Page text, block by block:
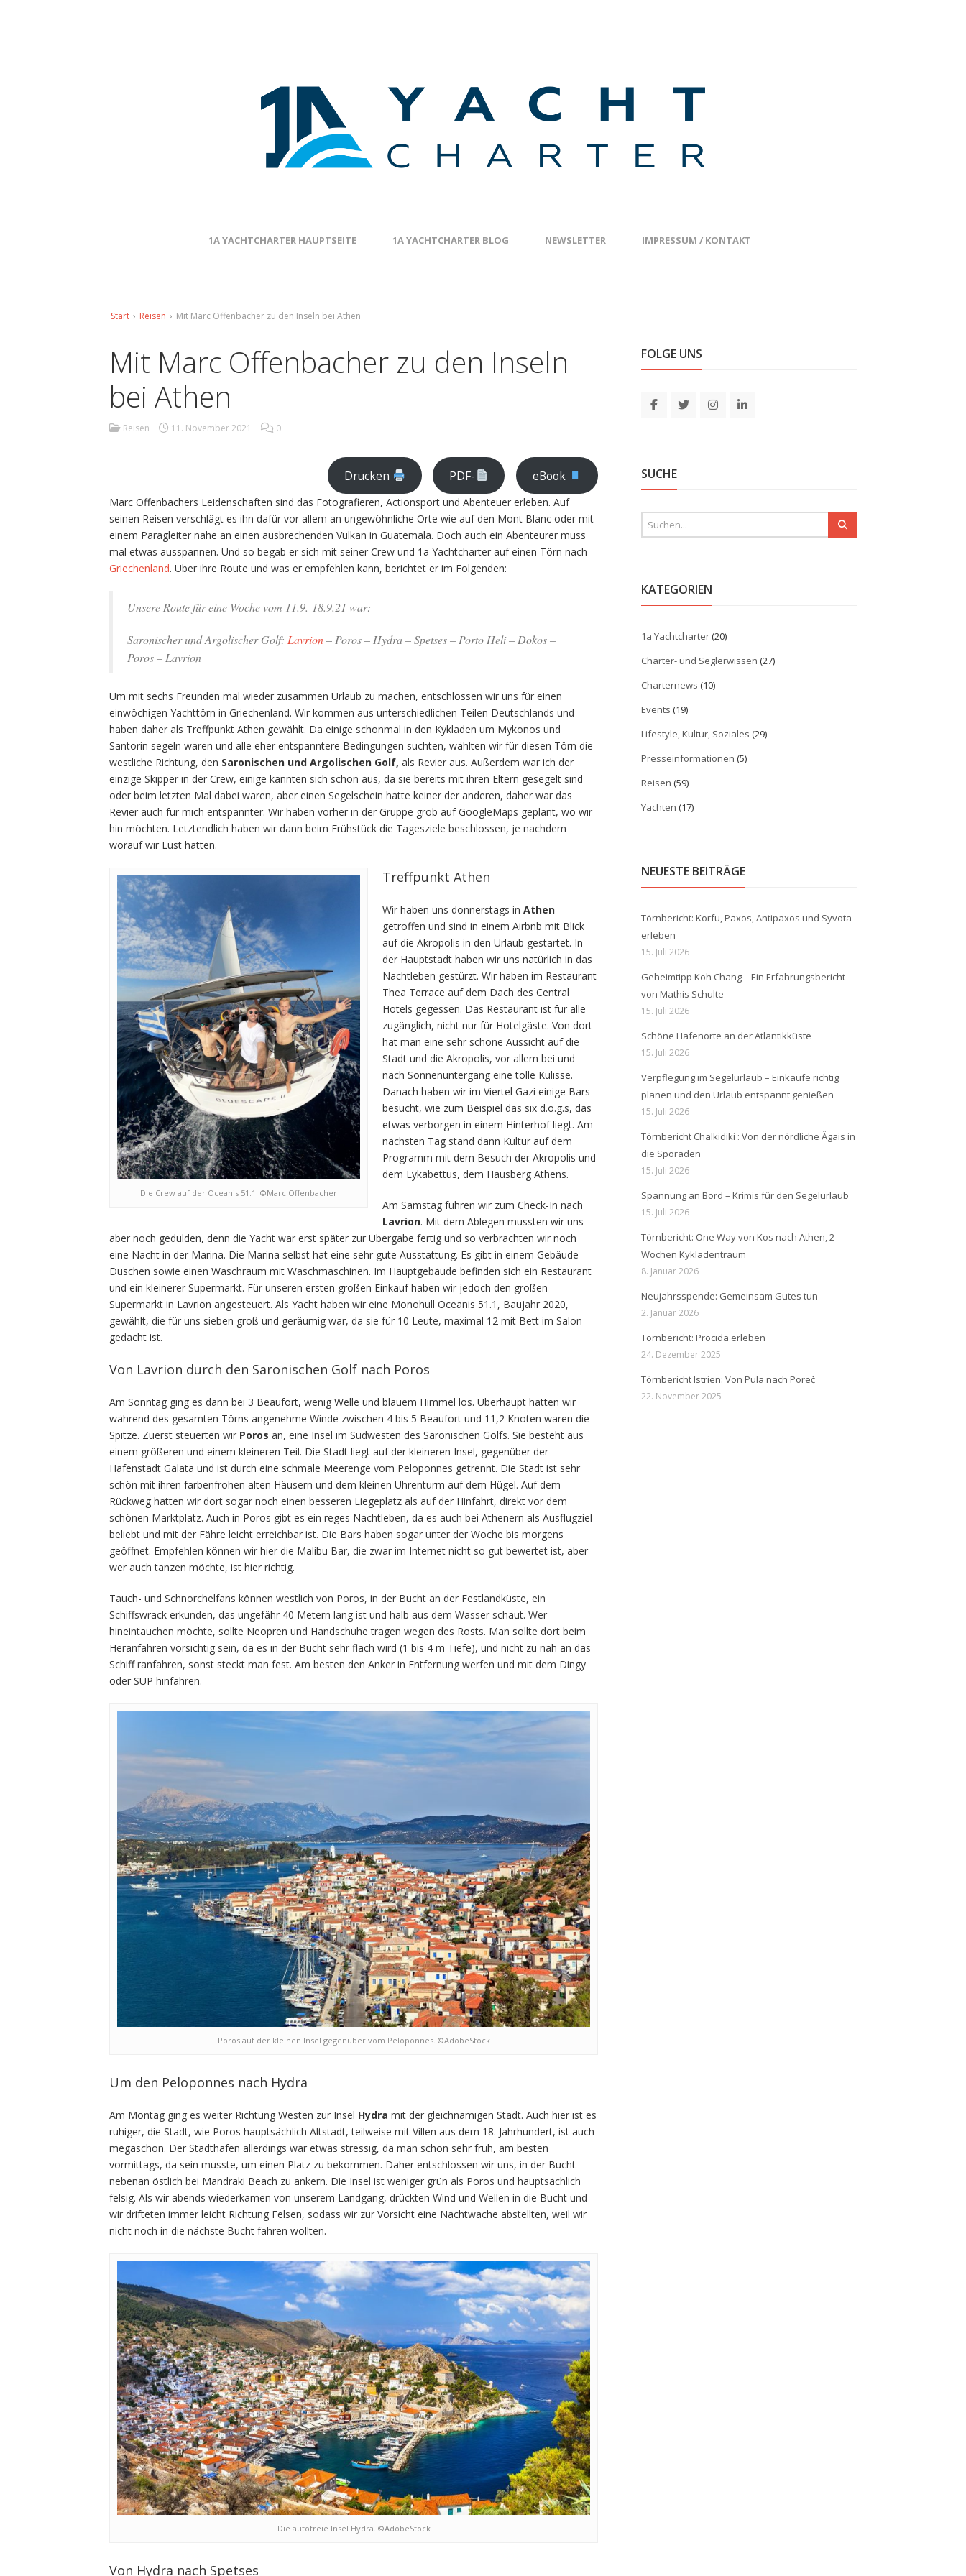
1A YACHTCHARTER HAUPTSEITE 1A YACHTCHARTER BLOG NEWSLETTER IMPRESSUM / KONTAKT
Start › Reisen › Mit Marc Offenbacher zu den Inseln bei Athen
Mit Marc Offenbacher zu den Inseln
bei Athen
Reisen 11. November 2021 0
Drucken PDF- eBook
Marc Offenbachers Leidenschaften sind das Fotografieren, Actionsport und Abenteuer erleben. Auf
seinen Reisen verschlägt es ihn dafür vor allem an ungewöhnliche Orte wie auf den Mont Blanc oder mit
einem Paragleiter nahe an einen ausbrechenden Vulkan in Guatemala. Doch auch ein Abenteurer muss
mal etwas ausspannen. Und so begab er sich mit seiner Crew und 1a Yachtcharter auf einen Törn nach
Griechenland. Über ihre Route und was er empfehlen kann, berichtet er im Folgenden:
Unsere Route für eine Woche vom 11.9.-18.9.21 war:
Saronischer und Argolischer Golf: Lavrion– Poros – Hydra – Spetses – Porto Heli – Dokos –
Poros – Lavrion
Um mit sechs Freunden mal wieder zusammen Urlaub zu machen, entschlossen wir uns für einen
einwöchigen Yachttörn in Griechenland. Wir kommen aus unterschiedlichen Teilen Deutschlands und
haben daher als Treffpunkt Athen gewählt. Da einige schonmal in den Kykladen um Mykonos und
Santorin segeln waren und alle eher entspanntere Bedingungen suchten, wählten wir für diesen Törn die
westliche Richtung, den Saronischen und Argolischen Golf, als Revier aus. Außerdem war ich der
einzige Skipper in der Crew, einige kannten sich schon aus, da sie bereits mit ihren Eltern gesegelt sind
oder beim letzten Mal dabei waren, aber einen Segelschein hatte keiner der anderen, daher war das
Revier auch für mich entspannter. Wir haben vorher in der Gruppe grob auf GoogleMaps geplant, wo wir
hin möchten. Letztendlich haben wir dann beim Frühstück die Tagesziele beschlossen, je nachdem
worauf wir Lust hatten.
Die Crew auf der Oceanis 51.1. ©Marc Offenbacher
Treffpunkt Athen
Wir haben uns donnerstags in Athen
getroffen und sind in einem Airbnb mit Blick
auf die Akropolis in den Urlaub gestartet. In
der Hauptstadt haben wir uns natürlich in das
Nachtleben gestürzt. Wir haben im Restaurant
Thea Terrace auf dem Dach des Central
Hotels gegessen. Das Restaurant ist für alle
zugänglich, nicht nur für Hotelgäste. Von dort
hat man eine sehr schöne Aussicht auf die
Stadt und die Akropolis, vor allem bei und
nach Sonnenuntergang eine tolle Kulisse.
Danach haben wir im Viertel Gazi einige Bars
besucht, wie zum Beispiel das six d.o.g.s, das
etwas verborgen in einem Hinterhof liegt. Am
nächsten Tag stand dann Kultur auf dem
Programm mit dem Besuch der Akropolis und
dem Lykabettus, dem Hausberg Athens.
Am Samstag fuhren wir zum Check-In nach
Lavrion. Mit dem Ablegen mussten wir uns
aber noch gedulden, denn die Yacht war erst später zur Übergabe fertig und so verbrachten wir noch
eine Nacht in der Marina. Die Marina selbst hat eine sehr gute Ausstattung. Es gibt in einem Gebäude
Duschen sowie einen Waschraum mit Waschmaschinen. Im Hauptgebäude befinden sich ein Restaurant
und ein kleinerer Supermarkt. Für unseren ersten großen Einkauf haben wir jedoch den großen
Supermarkt in Lavrion angesteuert. Als Yacht haben wir eine Monohull Oceanis 51.1, Baujahr 2020,
gewählt, die für uns sieben groß und geräumig war, da sie für 10 Leute, maximal 12 mit Bett im Salon
gedacht ist.
Von Lavrion durch den Saronischen Golf nach Poros
Am Sonntag ging es dann bei 3 Beaufort, wenig Welle und blauem Himmel los. Überhaupt hatten wir
während des gesamten Törns angenehme Winde zwischen 4 bis 5 Beaufort und 11,2 Knoten waren die
Spitze. Zuerst steuerten wir Poros an, eine Insel im Südwesten des Saronischen Golfs. Sie besteht aus
einem größeren und einem kleineren Teil. Die Stadt liegt auf der kleineren Insel, gegenüber der
Hafenstadt Galata und ist durch eine schmale Meerenge vom Peloponnes getrennt. Die Stadt ist sehr
schön mit ihren farbenfrohen alten Häusern und dem kleinen Uhrenturm auf dem Hügel. Auf dem
Rückweg hatten wir dort sogar noch einen besseren Liegeplatz als auf der Hinfahrt, direkt vor dem
schönen Marktplatz. Auch in Poros gibt es ein reges Nachtleben, da es auch bei Athenern als Ausflugziel
beliebt und mit der Fähre leicht erreichbar ist. Die Bars haben sogar unter der Woche bis morgens
geöffnet. Empfehlen können wir hier die Malibu Bar, die zwar im Internet nicht so gut bewertet ist, aber
wer auch tanzen möchte, ist hier richtig.
Tauch- und Schnorchelfans können westlich von Poros, in der Bucht an der Festlandküste, ein
Schiffswrack erkunden, das ungefähr 40 Metern lang ist und halb aus dem Wasser schaut. Wer
hineintauchen möchte, sollte Neopren und Handschuhe tragen wegen des Rosts. Man sollte dort beim
Heranfahren vorsichtig sein, da es in der Bucht sehr flach wird (1 bis 4 m Tiefe), und nicht zu nah an das
Schiff ranfahren, sonst steckt man fest. Am besten den Anker in Entfernung werfen und mit dem Dingy
oder SUP hinfahren.
Poros auf der kleinen Insel gegenüber vom Peloponnes. ©AdobeStock
Um den Peloponnes nach Hydra
Am Montag ging es weiter Richtung Westen zur Insel Hydra mit der gleichnamigen Stadt. Auch hier ist es
ruhiger, die Stadt, wie Poros hauptsächlich Altstadt, teilweise mit Villen aus dem 18. Jahrhundert, ist auch
megaschön. Der Stadthafen allerdings war etwas stressig, da man schon sehr früh, am besten
vormittags, da sein musste, um einen Platz zu bekommen. Daher entschlossen wir uns, in der Bucht
nebenan östlich bei Mandraki Beach zu ankern. Die Insel ist weniger grün als Poros und hauptsächlich
felsig. Als wir abends wiederkamen von unserem Landgang, drückten Wind und Wellen in die Bucht und
wir drifteten immer leicht Richtung Felsen, sodass wir zur Vorsicht eine Nachtwache abstellten, weil wir
nicht noch in die nächste Bucht fahren wollten.
Die autofreie Insel Hydra. ©AdobeStock
Von Hydra nach Spetses
FOLGE UNS
SUCHE
KATEGORIEN
1a Yachtcharter(20)
Charter- und Seglerwissen (27)
Charternews (10)
Events (19)
Lifestyle, Kultur, Soziales (29)
Presseinformationen (5)
Reisen (59)
Yachten (17)
NEUESTE BEITRÄGE
Törnbericht: Korfu, Paxos, Antipaxos und Syvota
erleben
15. Juli 2026
Geheimtipp Koh Chang – Ein Erfahrungsbericht
von Mathis Schulte
15. Juli 2026
Schöne Hafenorte an der Atlantikküste
15. Juli 2026
Verpflegung im Segelurlaub – Einkäufe richtig
planen und den Urlaub entspannt genießen
15. Juli 2026
Törnbericht Chalkidiki : Von der nördliche Ägais in
die Sporaden
15. Juli 2026
Spannung an Bord – Krimis für den Segelurlaub
15. Juli 2026
Törnbericht: One Way von Kos nach Athen, 2-
Wochen Kykladentraum
8. Januar 2026
Neujahrsspende: Gemeinsam Gutes tun
2. Januar 2026
Törnbericht: Procida erleben
24. Dezember 2025
Törnbericht Istrien: Von Pula nach Poreč
22. November 2025